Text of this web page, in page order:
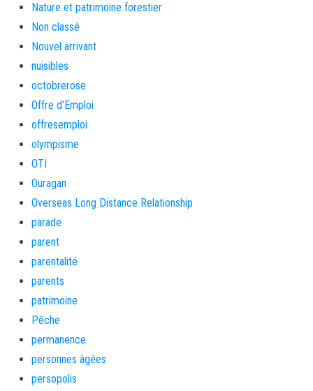
Nature et patrimoine forestier
Non classé
Nouvel arrivant
nuisibles
octobrerose
Offre d'Emploi
offresemploi
olympisme
OTI
Ouragan
Overseas Long Distance Relationship
parade
parent
parentalité
parents
patrimoine
Pêche
permanence
personnes âgées
persopolis